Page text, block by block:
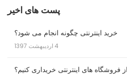
پست های اخیر
خرید اینترنتی چگونه انجام می شود؟
4 اردیبهشت 1397
فروشگاه های اینترنتی خریداری کنیم؟